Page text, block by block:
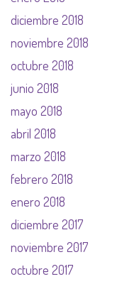
diciembre 2018
noviembre 2018
octubre 2018
junio 2018
mayo 2018
abril 2018
marzo 2018
febrero 2018
enero 2018
diciembre 2017
noviembre 2017
octubre 2017